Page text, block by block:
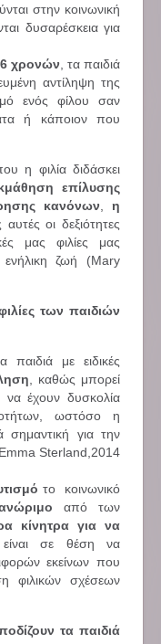
στην κοινωνική
δυσαρέσκεια για
χρονών, τα παιδιά
αντίληψη της
ενός φίλου σαν
ή κάποιον που
η φιλία διδάσκει
επίλυσης
κανόνων, η
οι δεξιότητες
μας φιλίες μας
ζωή (Mary
των παιδιών
παιδιά με ειδικές
, καθώς μπορεί
να έχουν δυσκολία
ωστόσο η
σημαντική για την
Sterland,2014
το κοινωνικό
από των
κίνητρα για να
σε θέση να
εκείνων που
φιλικών σχέσεων
τα παιδιά